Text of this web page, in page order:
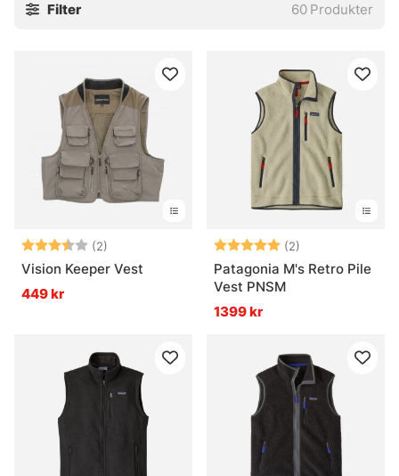
Filter 60 Produkter
Betyg: (2)
3.5 utav 5 stjärnor
Vision Keeper Vest
449 kr
Betyg: (2)
Patagonia M's Retro Pile
Vest PNSM
1399 kr